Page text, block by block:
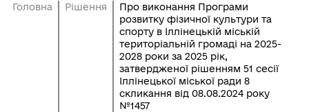
Головна Рішення
Про виконання Програми
розвитку фізичної культури та
спорту в Іллінецькій міській
територіальній громаді на 2025-
2028 роки за 2025 рік,
затвердженої рішенням 51 сесії
Іллінецької міської ради 8
скликання від 08.08.2024 року
№1457